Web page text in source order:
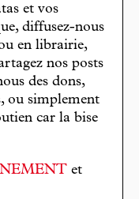
et vos
diffusez-nous
en librairie,
nos posts
des dons,
ou simplement
car la bise
et